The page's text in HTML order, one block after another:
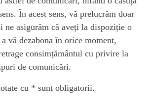
În acest sens, vă prelucrăm doar
ne asigurăm că aveți la dispoziție o
vă dezabona în orice moment,
consimțământul cu privire la
de comunicări.
cu * sunt obligatorii.